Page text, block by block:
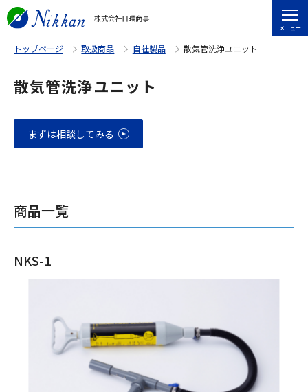
株式会社日環商事
メニュー
トップページ 取扱商品 自社製品 散気管洗浄ユニット
散気管洗浄ユニット
まずは相談してみる
商品一覧
NKS-1